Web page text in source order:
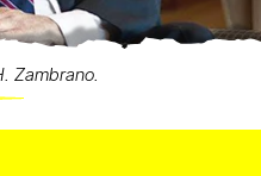
Zambrano.